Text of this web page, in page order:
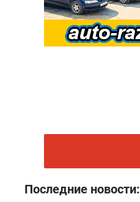
Последние новости: